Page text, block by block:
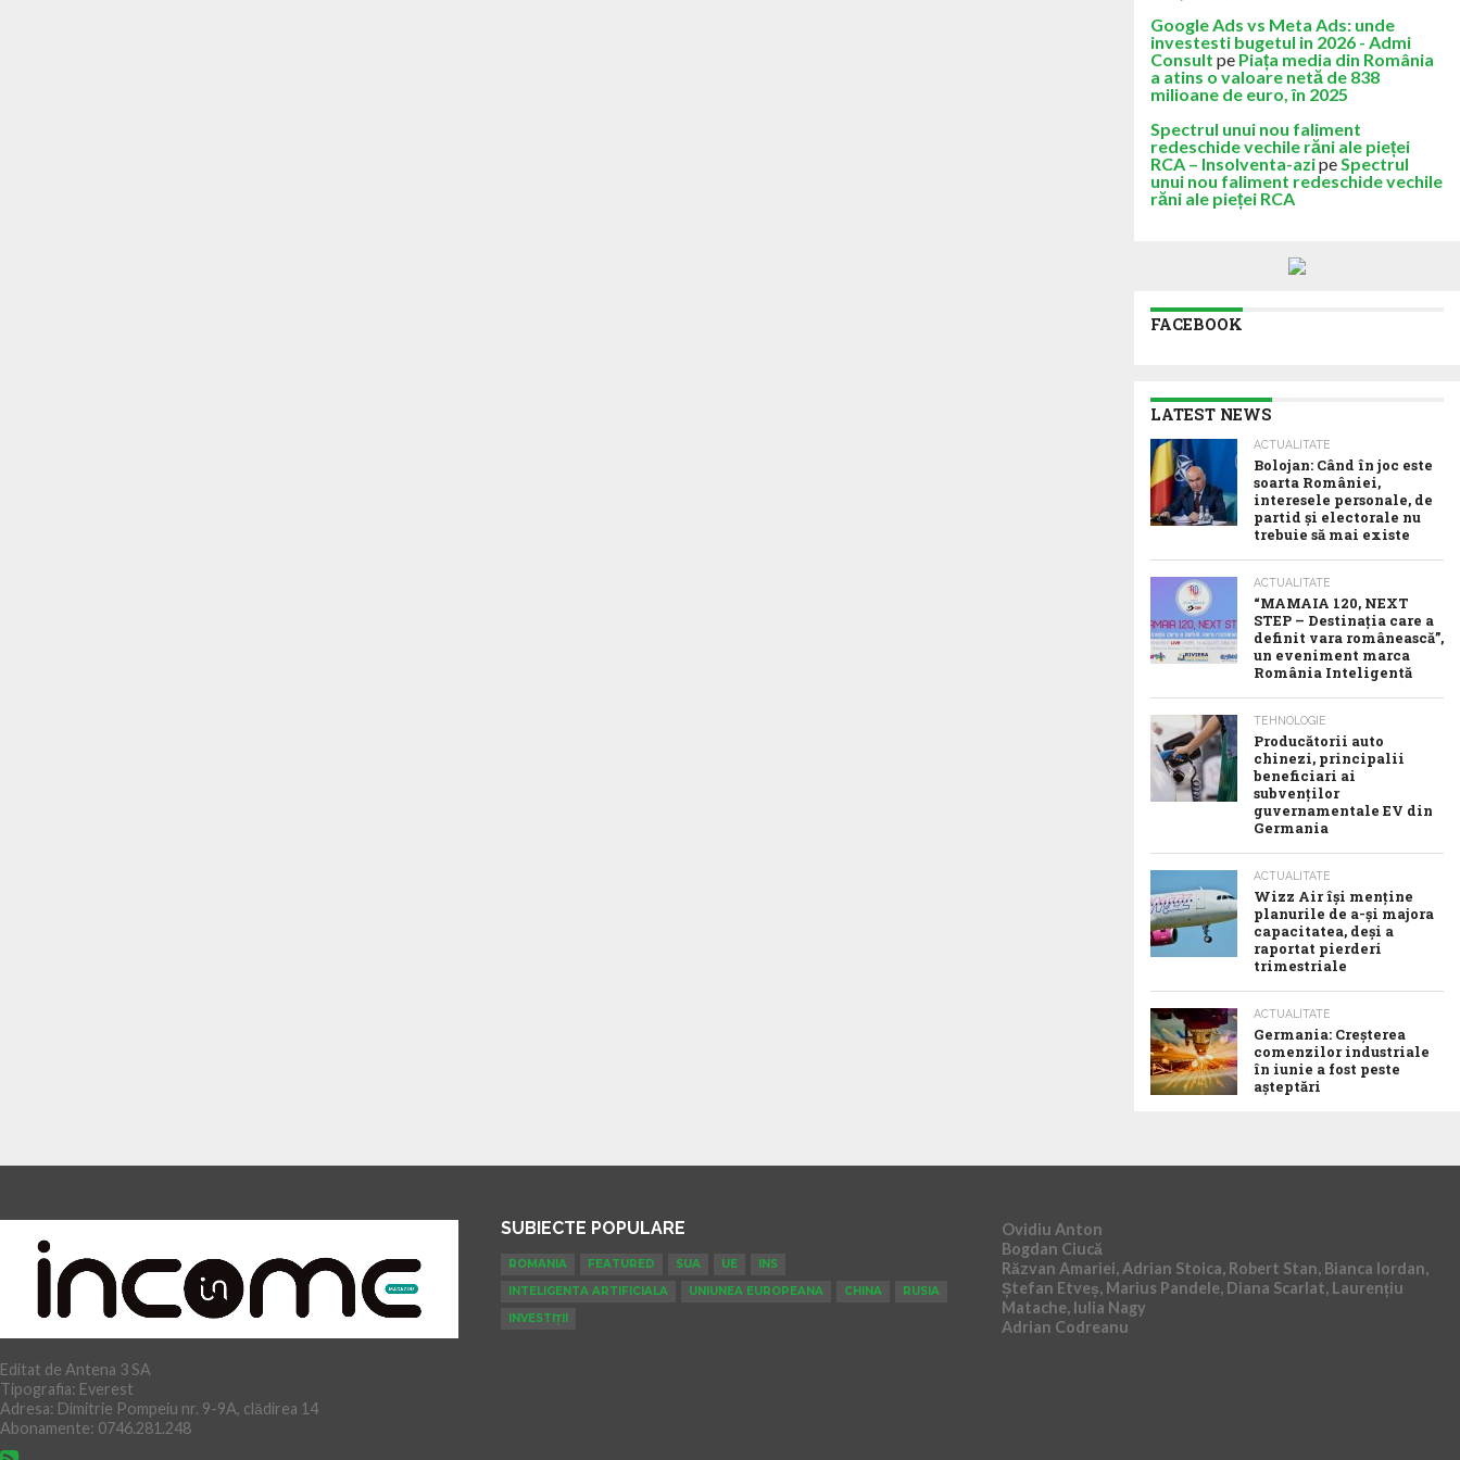
Google Ads vs Meta Ads: unde
investesti bugetul in 2026 - Admi
Consult pe Piața media din România
a atins o valoare netă de 838
milioane de euro, în 2025
Spectrul unui nou faliment
redeschide vechile răni ale pieței
RCA – Insolventa-azipeSpectrul
unui nou faliment redeschide vechile
răni ale pieței RCA
FACEBOOK
LATEST NEWS
ACTUALITATE
Bolojan: Când în joc este
soarta României,
interesele personale, de
partid și electorale nu
trebuie să mai existe
ACTUALITATE
“MAMAIA 120, NEXT
STEP – Destinația care a
definit vara românească”,
un eveniment marca
România Inteligentă
TEHNOLOGIE
Producătorii auto
chinezi, principalii
beneficiari ai
subvenților
guvernamentale EV din
Germania
ACTUALITATE
Wizz Air își menține
planurile de a-și majora
capacitatea, deși a
raportat pierderi
trimestriale
ACTUALITATE
Germania: Creșterea
comenzilor industriale
în iunie a fost peste
așteptări
Editat de Antena 3 SA
Tipografia: Everest
Adresa: Dimitrie Pompeiu nr. 9-9A, clădirea 14
Abonamente: 0746.281.248
SUBIECTE POPULARE
ROMANIA FEATURED SUA UE
INS
INTELIGENTA ARTIFICIALA
UNIUNEA EUROPEANA CHINA
RUSIA
INVESTIȚII
Ovidiu Anton
Bogdan Ciucă
Răzvan Amariei, Adrian Stoica, Robert Stan, Bianca Iordan,
Ștefan Etveș, Marius Pandele, Diana Scarlat, Laurențiu
Matache, Iulia Nagy
Adrian Codreanu